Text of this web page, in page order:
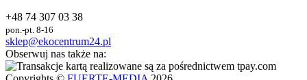
+48 74 307 03 38
pon.-pt. 8-16
sklep@ekocentrum24.pl
Obserwuj nas także na: